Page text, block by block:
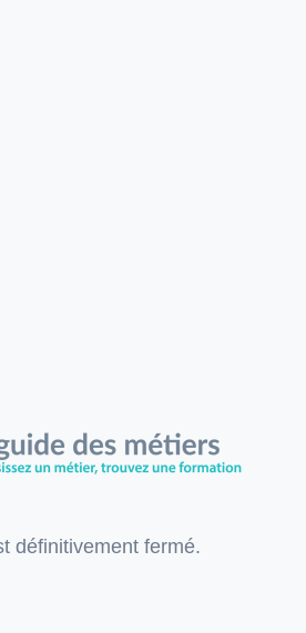
définitivement fermé.